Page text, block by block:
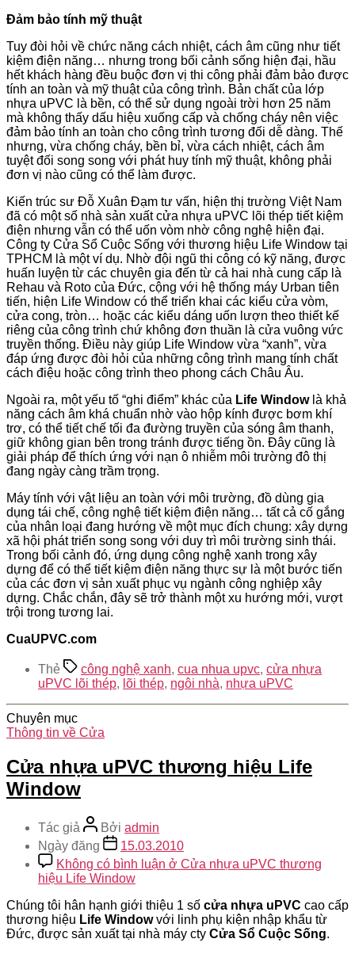
Đảm bảo tính mỹ thuật
Tuy đòi hỏi về chức năng cách nhiệt, cách âm cũng như tiết
kiệm điện năng… nhưng trong bối cảnh sống hiện đại, hầu
hết khách hàng đều buộc đơn vị thi công phải đảm bảo được
tính an toàn và mỹ thuật của công trình. Bản chất của lớp
nhựa uPVC là bền, có thể sử dụng ngoài trời hơn 25 năm
mà không thấy dấu hiệu xuống cấp và chống cháy nên việc
đảm bảo tính an toàn cho công trình tương đối dễ dàng. Thế
nhưng, vừa chống cháy, bền bỉ, vừa cách nhiệt, cách âm
tuyệt đối song song với phát huy tính mỹ thuật, không phải
đơn vị nào cũng có thể làm được.
Kiến trúc sư Đỗ Xuân Đạm tư vấn, hiện thị trường Việt Nam
đã có một số nhà sản xuất cửa nhựa uPVC lõi thép tiết kiệm
điện nhưng vẫn có thể uốn vòm nhờ công nghệ hiện đại.
Công ty Cửa Sổ Cuộc Sống với thương hiệu Life Window tại
TPHCM là một ví dụ. Nhờ đội ngũ thi công có kỹ năng, được
huấn luyện từ các chuyên gia đến từ cả hai nhà cung cấp là
Rehau và Roto của Đức, cộng với hệ thống máy Urban tiên
tiến, hiện Life Window có thể triển khai các kiểu cửa vòm,
cửa cong, tròn… hoặc các kiểu dáng uốn lượn theo thiết kế
riêng của công trình chứ không đơn thuần là cửa vuông vức
truyền thống. Điều này giúp Life Window vừa “xanh”, vừa
đáp ứng được đòi hỏi của những công trình mang tính chất
cách điệu hoặc công trình theo phong cách Châu Âu.
Ngoài ra, một yếu tố “ghi điểm” khác của Life Windowlà khả
năng cách âm khá chuẩn nhờ vào hộp kính được bơm khí
trơ, có thể tiết chế tối đa đường truyền của sóng âm thanh,
giữ không gian bên trong tránh được tiếng ồn. Đây cũng là
giải pháp để thích ứng với nạn ô nhiễm môi trường đô thị
đang ngày càng trầm trọng.
Máy tính với vật liệu an toàn với môi trường, đồ dùng gia
dụng tái chế, công nghệ tiết kiệm điện năng… tất cả cố gắng
của nhân loại đang hướng về một mục đích chung: xây dựng
xã hội phát triển song song với duy trì môi trường sinh thái.
Trong bối cảnh đó, ứng dụng công nghệ xanh trong xây
dựng để có thể tiết kiệm điện năng thực sự là một bước tiến
của các đơn vị sản xuất phục vụ ngành công nghiệp xây
dựng. Chắc chắn, đây sẽ trở thành một xu hướng mới, vượt
trội trong tương lai.
CuaUPVC.com
Thẻ công nghệ xanh, cua nhua upvc, cửa nhựa
uPVC lõi thép, lõi thép, ngôi nhà, nhựa uPVC
Chuyên mục
Thông tin về Cửa
Cửa nhựa uPVC thương hiệu Life
Window
Tác giả Bởi admin
Ngày đăng
15.03.2010
Không có bình luận ở Cửa nhựa uPVC thương
hiệu Life Window
Chúng tôi hân hạnh giới thiệu 1 số cửa nhựa uPVC cao cấp
thương hiệu Life Windowvới linh phụ kiện nhập khẩu từ
Đức, được sản xuất tại nhà máy cty Cửa Sổ Cuộc Sống.